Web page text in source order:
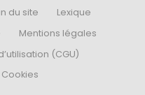
du site
Lexique
Mentions légales
(CGU)